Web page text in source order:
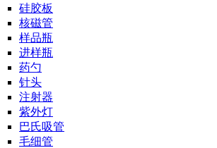
硅胶板
核磁管
样品瓶
进样瓶
药勺
针头
注射器
紫外灯
巴氏吸管
毛细管